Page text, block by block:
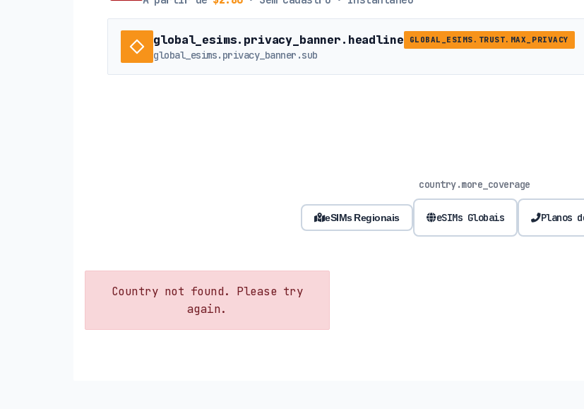
global_esims.privacy_banner.headline GLOBAL_ESIMS.TRUST.MAX_PRIVACY
global_esims.privacy_banner.sub
country.more_coverage
eSIMs Regionais eSIMs Globais Planos
Country not found. Please try
again.